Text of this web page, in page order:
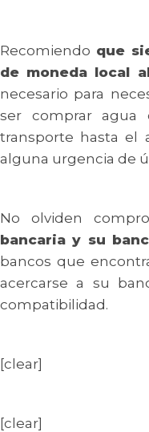
Recomiendo que
de moneda local
necesario para
ser comprar agua
transporte hasta el
alguna urgencia de
No olviden
bancaria y su
bancos que
acercarse a su
compatibilidad.
[clear]
[clear]